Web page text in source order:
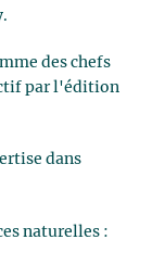
des chefs
par l'édition
dans
naturelles :